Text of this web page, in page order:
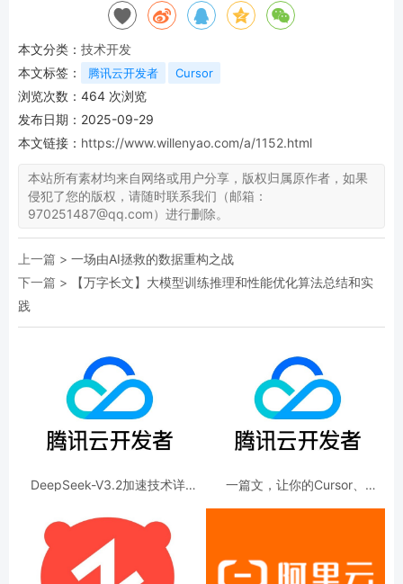
本文分类： 技术开发
本文标签：
腾讯云开发者 Cursor
浏览次数： 464 次浏览
发布日期：2025-09-29
本文链接： https://www.willenyao.com/a/1152.html
本站所有素材均来自网络或用户分享，版权归属原作者，如果
侵犯了您的版权，请随时联系我们（邮箱：
970251487@qq.com）进行删除。
上一篇 > 一场由AI拯救的数据重构之战
下一篇 >
【万字长文】大模型训练推理和性能优化算法总结和实
践
DeepSeek-V3.2加速技术详
一篇文，让你的Cursor、